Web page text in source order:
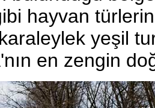
hayvan
yeşil
en zengin